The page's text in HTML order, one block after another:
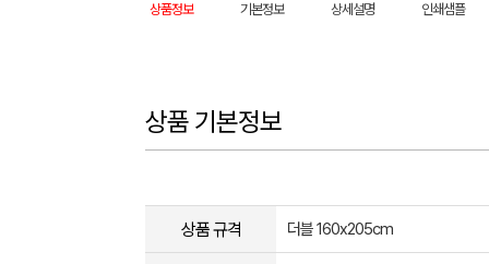
상품정보 기본정보 상세설명 인쇄샘플
상품 기본정보
상품 규격 더블 160x205cm